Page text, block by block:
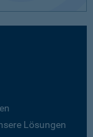
Lösungen